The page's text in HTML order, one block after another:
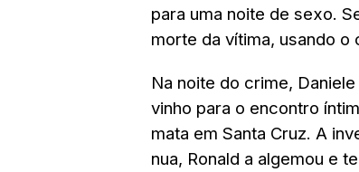
para uma noite de sexo.
morte da vítima, usando
Na noite do crime,
vinho para o encontro
mata em Santa Cruz. A
nua, Ronald a algemou e